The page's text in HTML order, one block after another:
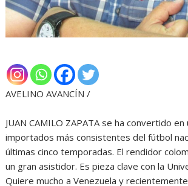
AVELINO AVANCÍN /
JUAN CAMILO ZAPATA se ha convertido
importados más consistentes del fútbol
últimas cinco temporadas. El rendidor
un gran asistidor. Es pieza clave con la
Quiere mucho a Venezuela y